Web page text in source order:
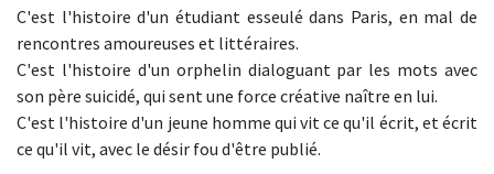
C'est l'histoire d'un étudiant esseulé dans Paris, en mal de
rencontres amoureuses et littéraires.
C'est l'histoire d'un orphelin dialoguant par les mots avec
son père suicidé, qui sent une force créative naître en lui.
C'est l'histoire d'un jeune homme qui vit ce qu'il écrit, et écrit
ce qu'il vit, avec le désir fou d'être publié.